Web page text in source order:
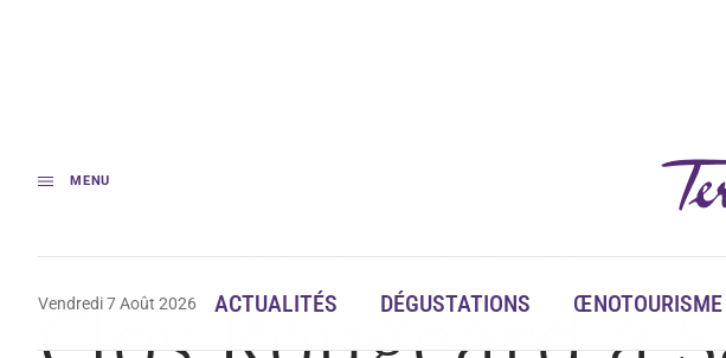
MENU
Vendredi 7 Août 2026 ACTUALITÉS DÉGUSTATIONS ŒNOTOURISME
Accueil Clos Rougeard à Saumur-Champigny : Nady Foucault assure la transition